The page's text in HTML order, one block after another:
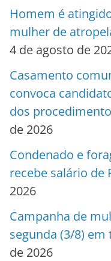
Homem é
mulher de
4 de agosto de
Casamento
convoca
dos
de 2026
Condenado e
recebe salário de
2026
Campanha de
segunda (3/8) em
de 2026